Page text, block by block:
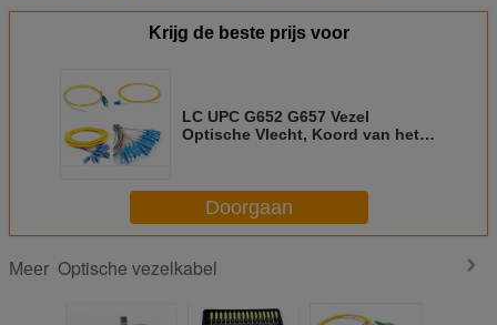
Krijg de beste prijs voor
LC UPC G652 G657 Vezel
Optische Vlecht, Koord van het
Doorgaan
Meer Optische vezelkabel